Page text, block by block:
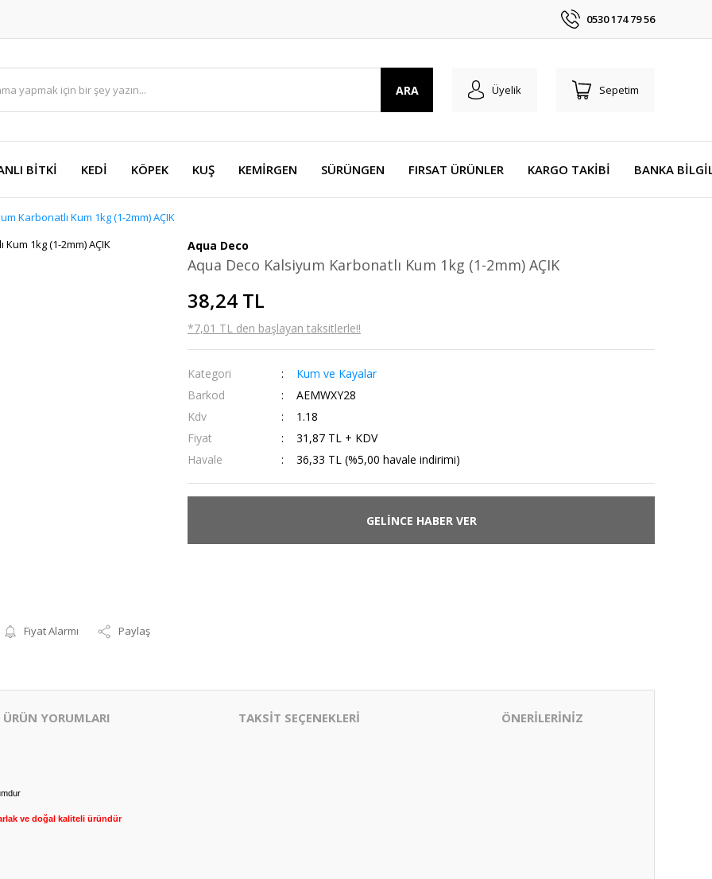
0530 174 79 56
ARA Üyelik Sepetim
BİTKİ KEDİ KÖPEK KUŞ KEMİRGEN SÜRÜNGEN FIRSAT ÜRÜNLER KARGO TAKİBİ BANKA
Karbonatlı Kum 1kg (1-2mm) AÇIK
Fiyat Alarmı Paylaş
Aqua Deco
Aqua Deco Kalsiyum Karbonatlı Kum 1kg (1-2mm) AÇIK
38,24 TL
*7,01 TL den başlayan taksitlerle!!
Kategori
Kum ve Kayalar
Barkod
AEMWXY28
Kdv
1.18
Fiyat
31,87 TL + KDV
Havale
36,33 TL (%5,00 havale indirimi)
GELİNCE HABER VER
ÜRÜN YORUMLARI TAKSİT SEÇENEKLERİ ÖNERİLERİNİZ
ve doğal kaliteli üründür